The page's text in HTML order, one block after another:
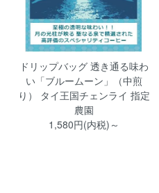
ドリップバッグ 透き通る味わ
い「ブルームーン」（中煎
り） タイ王国チェンライ 指定
農園
1,580円(内税)～